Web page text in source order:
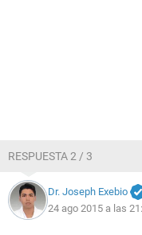
RESPUESTA 2 / 3
Dr. Joseph Exebio
24 ago 2015 a las